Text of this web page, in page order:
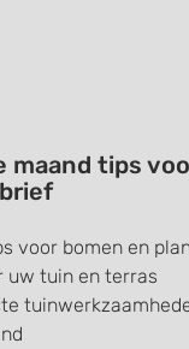
maand tips
voor bomen en
uw tuin en terras